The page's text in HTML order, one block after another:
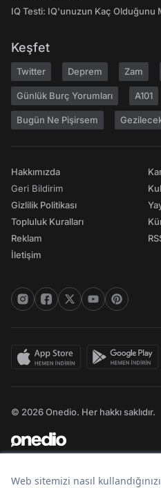
IQ Testi: IQ'unuzun Kaç Olduğunu
Keşfet
Twitter Deprem Zam
Günlük Burç Yorumları A101
Bugün Ne Pişirsem
Hakkımızda
Geri Bildirim
Gizlilik Politikası
Topluluk Kuralları
Reklam
İletişim
© 2026 Onedio. Her hakkı saklıdır.